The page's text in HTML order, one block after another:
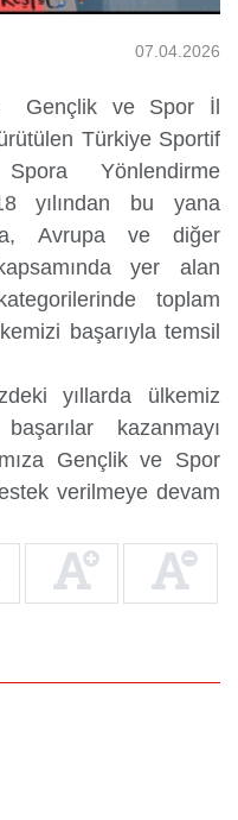
07.04.2026
Gençlik ve Spor İl
Türkiye Sportif
Yönlendirme
yılından bu yana
Avrupa ve diğer
yer alan
toplam
başarıyla temsil
yıllarda ülkemiz
kazanmayı
Gençlik ve Spor
verilmeye devam